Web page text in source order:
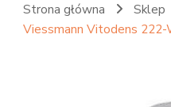
Strona główna Sklep
Viessmann Vitodens